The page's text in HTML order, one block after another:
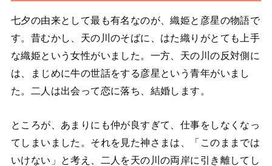
七夕の由来として最も有名なのが、織姫と彦星の物語で
す。昔むかし、天の川のそばに、はた織りがとても上手
な織姫という女性がいました。一方、天の川の反対側に
は、まじめに牛の世話をする彦星という青年がいまし
た。二人は出会って恋に落ち、結婚します。
ところが、あまりにも仲が良すぎて、仕事をしなくなっ
てしまいました。それを見た神さまは、「このままでは
いけない」と考え、二人を天の川の両岸に引き離してし